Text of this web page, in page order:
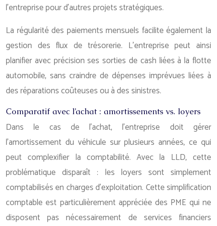
l’entreprise pour d’autres projets stratégiques.
La régularité des paiements mensuels facilite également la
gestion des flux de trésorerie. L’entreprise peut ainsi
planifier avec précision ses sorties de cash liées à la flotte
automobile, sans craindre de dépenses imprévues liées à
des réparations coûteuses ou à des sinistres.
Comparatif avec l’achat : amortissements vs. loyers
Dans le cas de l’achat, l’entreprise doit gérer
l’amortissement du véhicule sur plusieurs années, ce qui
peut complexifier la comptabilité. Avec la LLD, cette
problématique disparaît : les loyers sont simplement
comptabilisés en charges d’exploitation. Cette simplification
comptable est particulièrement appréciée des PME qui ne
disposent pas nécessairement de services financiers